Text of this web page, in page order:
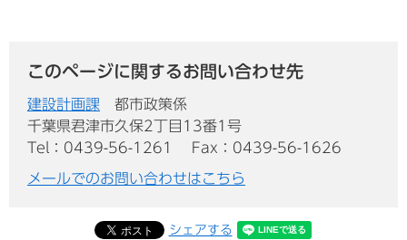
このページに関するお問い合わせ先
建設計画課
都市政策係
千葉県君津市久保2丁目13番1号
Tel：0439-56-1261
Fax：0439-56-1626
メールでのお問い合わせはこちら
シェアする